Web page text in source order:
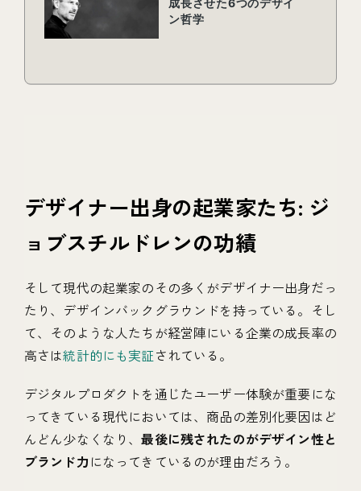
デザイナー出身の起業家たち: ジ
ョブスチルドレンの功績
そして現代の起業家のその多くがデザイナー出身だっ
たり、デザインバックグラウンドを持っている。そし
て、そのような人たちが経営陣にいる企業の成長率の
高さは統計的にも実証されている。
デジタルプロダクトを通じたユーザー体験が重要にな
ってきている現代においては、商品の差別化要因はど
んどん少なくなり、最後に残されたのがデザイン性と
ブランド力 になってきているのが理由だろう。